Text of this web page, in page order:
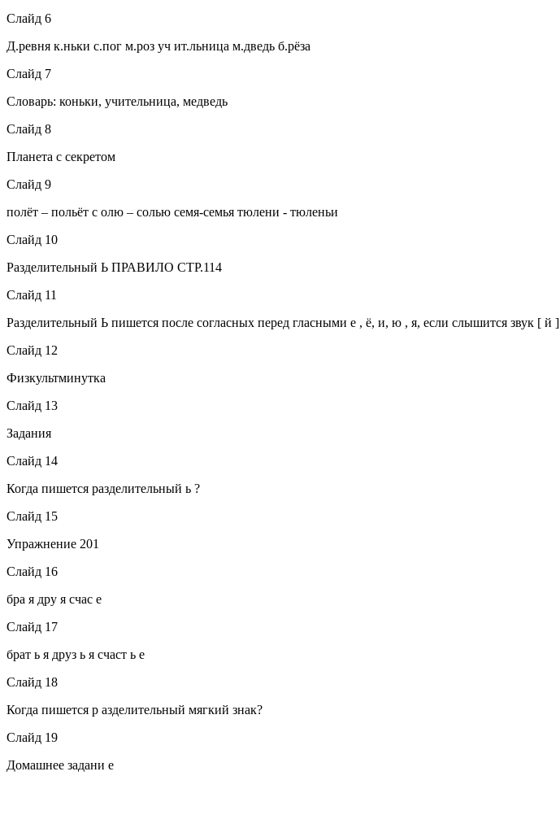
Слайд 6
Д.ревня к.ньки с.пог м.роз уч ит.льница м.дведь б.рёза
Слайд 7
Словарь: коньки, учительница, медведь
Слайд 8
Планета с секретом
Слайд 9
полёт – польёт с олю – солью семя-семья тюлени - тюленьи
Слайд 10
Разделительный Ь ПРАВИЛО СТР.114
Слайд 11
Разделительный Ь пишется после согласных перед гласными е , ё, и, ю , я, если слышится звук [ й ]
Слайд 12
Физкультминутка
Слайд 13
Задания
Слайд 14
Когда пишется разделительный ь ?
Слайд 15
Упражнение 201
Слайд 16
бра я дру я счас е
Слайд 17
брат ь я друз ь я счаст ь е
Слайд 18
Когда пишется р азделительный мягкий знак?
Слайд 19
Домашнее задани е